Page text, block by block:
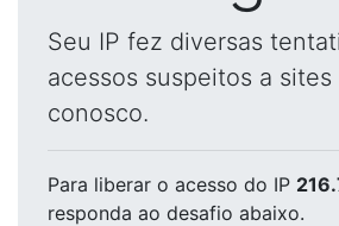
Seu IP fez diversas
acessos suspeitos a
conosco.
Para liberar o acesso do IP
responda ao desafio abaixo.